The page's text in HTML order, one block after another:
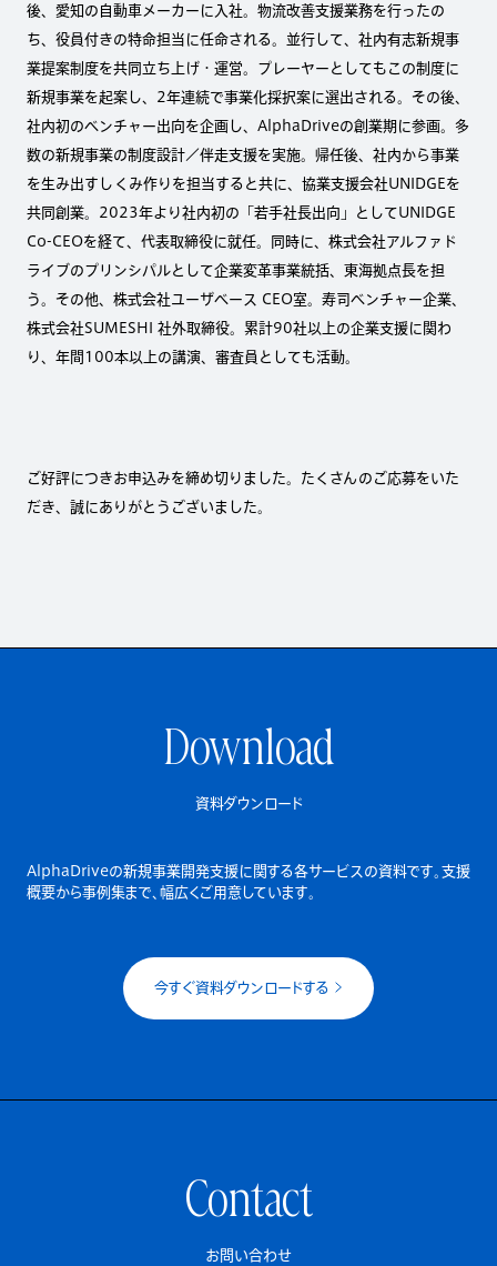
後、愛知の自動車メーカーに入社。物流改善支援業務を行ったの
ち、役員付きの特命担当に任命される。並行して、社内有志新規事
業提案制度を共同立ち上げ・運営。プレーヤーとしてもこの制度に
新規事業を起案し、2年連続で事業化採択案に選出される。その後、
社内初のベンチャー出向を企画し、AlphaDriveの創業期に参画。多
数の新規事業の制度設計／伴走支援を実施。帰任後、社内から事業
を生み出すしくみ作りを担当すると共に、協業支援会社UNIDGEを
共同創業。2023年より社内初の「若手社長出向」としてUNIDGE
Co-CEOを経て、代表取締役に就任。同時に、株式会社アルファド
ライブのプリンシパルとして企業変革事業統括、東海拠点長を担
う。その他、株式会社ユーザベース CEO室。寿司ベンチャー企業、
株式会社SUMESHI 社外取締役。累計90社以上の企業支援に関わ
り、年間100本以上の講演、審査員としても活動。
ご好評につきお申込みを締め切りました。たくさんのご応募をいた
だき、誠にありがとうございました。
Download
資料ダウンロード
AlphaDriveの新規事業開発支援に関する各サービスの資料です。 支援
概要から事例集まで、幅広くご用意しています。
今すぐ資料ダウンロードする
Contact
お問い合わせ